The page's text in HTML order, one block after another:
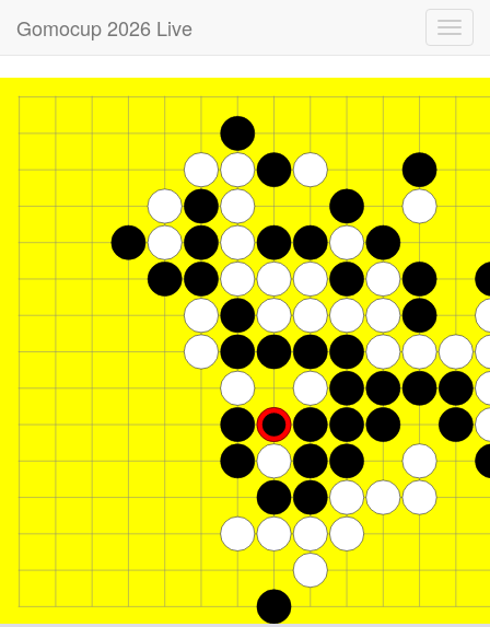
Gomocup 2026 Live